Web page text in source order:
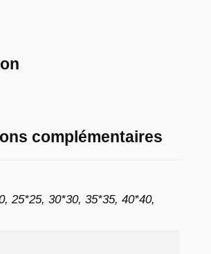
2
complémentaires
25*25, 30*30, 35*35, 40*40,